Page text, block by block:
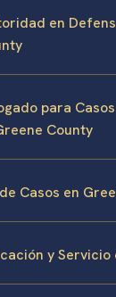
en
para
County
Casos en
y Servicio